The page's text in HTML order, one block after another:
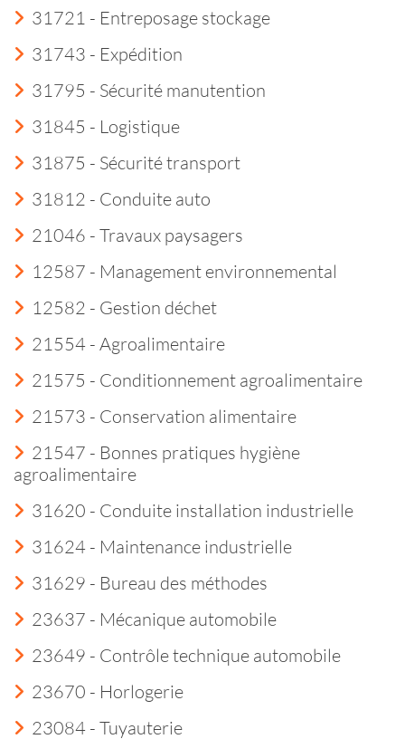
31721 - Entreposage stockage
31743 - Expédition
31795 - Sécurité manutention
31845 - Logistique
31875 - Sécurité transport
31812 - Conduite auto
21046 - Travaux paysagers
12587 - Management environnemental
12582 - Gestion déchet
21554 - Agroalimentaire
21575 - Conditionnement agroalimentaire
21573 - Conservation alimentaire
21547 - Bonnes pratiques hygiène
agroalimentaire
31620 - Conduite installation industrielle
31624 - Maintenance industrielle
31629 - Bureau des méthodes
23637 - Mécanique automobile
23649 - Contrôle technique automobile
23670 - Horlogerie
23084 - Tuyauterie